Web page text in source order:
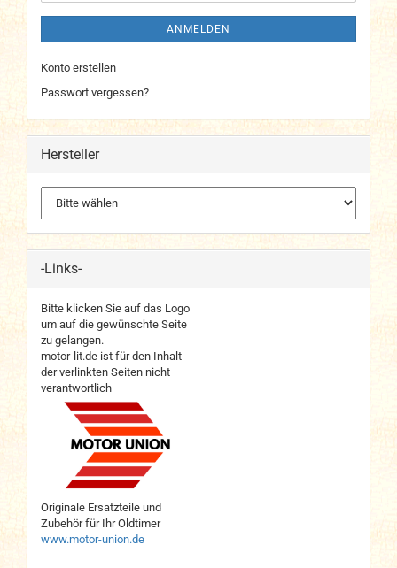
ANMELDEN
Konto erstellen
Passwort vergessen?
Hersteller
-Links-
Bitte klicken Sie auf das Logo
um auf die gewünschte Seite
zu gelangen.
motor-lit.de ist für den Inhalt
der verlinkten Seiten nicht
verantwortlich
Originale Ersatzteile und
Zubehör für Ihr Oldtimer
www.motor-union.de